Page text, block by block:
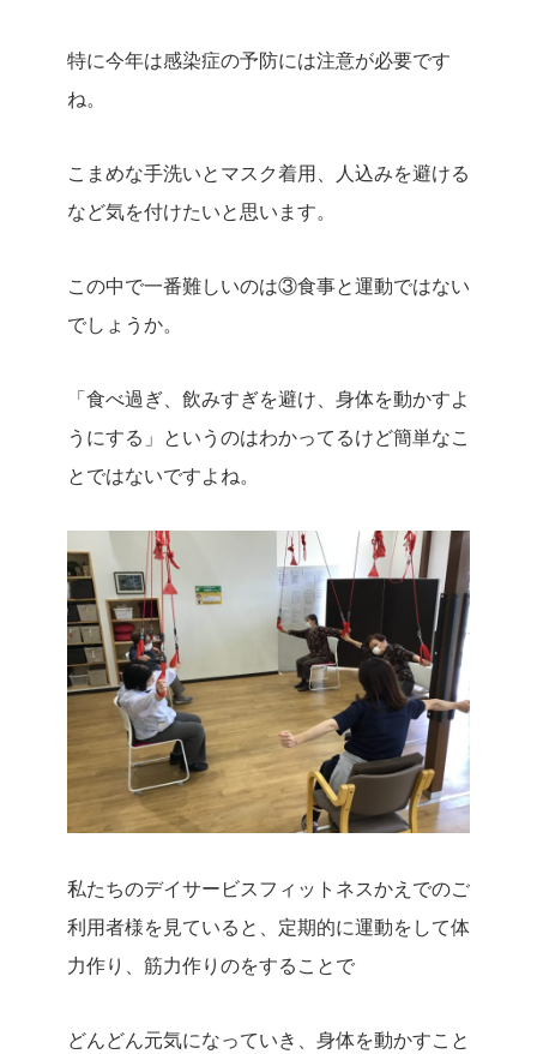
特に今年は感染症の予防には注意が必要です
ね。
こまめな手洗いとマスク着用、人込みを避ける
など気を付けたいと思います。
この中で一番難しいのは③食事と運動ではない
でしょうか。
「食べ過ぎ、飲みすぎを避け、身体を動かすよ
うにする」というのはわかってるけど簡単なこ
とではないですよね。
私たちのデイサービスフィットネスかえでのご
利用者様を見ていると、定期的に運動をして体
力作り、筋力作りのをすることで
どんどん元気になっていき、身体を動かすこと